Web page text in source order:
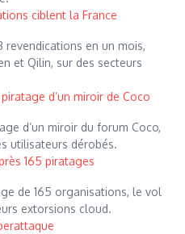
ciblent la France
revendications en un mois,
et Qilin, sur des secteurs
d’un miroir de Coco
d’un miroir du forum Coco,
utilisateurs dérobés.
165 piratages
de 165 organisations, le vol
extorsions cloud.